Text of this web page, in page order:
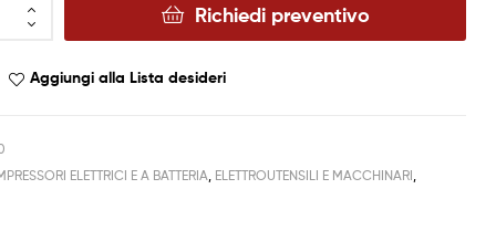
Richiedi preventivo
Aggiungi alla Lista desideri
ELETTRICI E A BATTERIA, ELETTROUTENSILI E MACCHINARI,